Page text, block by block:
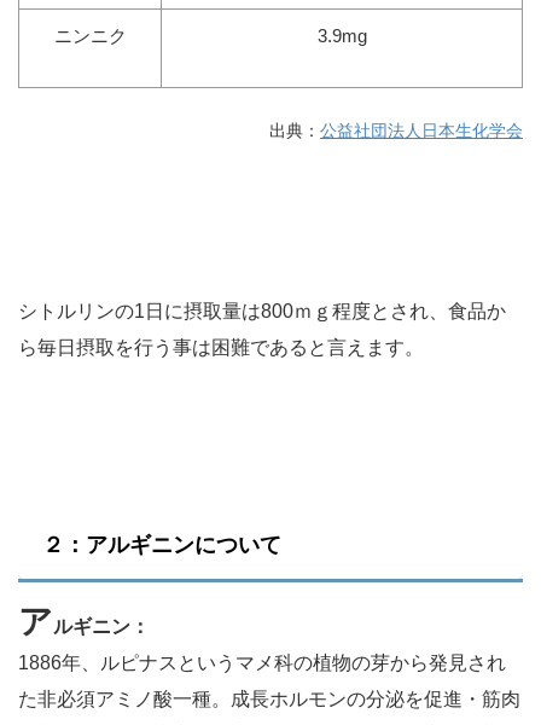
ニンニク 3.9mg
出典： 公益社団法人日本生化学会
シトルリンの1日に摂取量は800ｍｇ程度とされ、食品か
ら毎日摂取を行う事は困難であると言えます。
２：アルギニンについて
アルギニン：
1886年、ルピナスというマメ科の植物の芽から発見され
た非必須アミノ酸一種。成長ホルモンの分泌を促進・筋肉